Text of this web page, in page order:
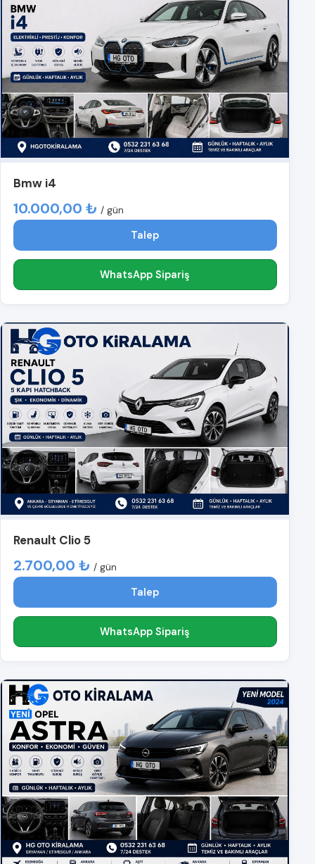
Bmw i4
10.000,00 ₺ / gün
Talep
WhatsApp Sipariş
Renault Clio 5
2.700,00 ₺ / gün
Talep
WhatsApp Sipariş